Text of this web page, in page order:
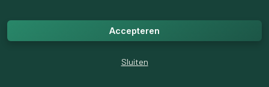
Accepteren
Sluiten